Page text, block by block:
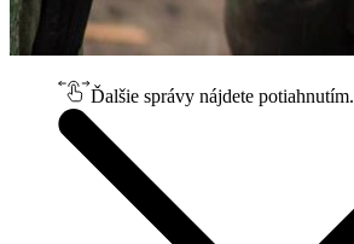
Ďalšie správy nájdete potiahnutím.